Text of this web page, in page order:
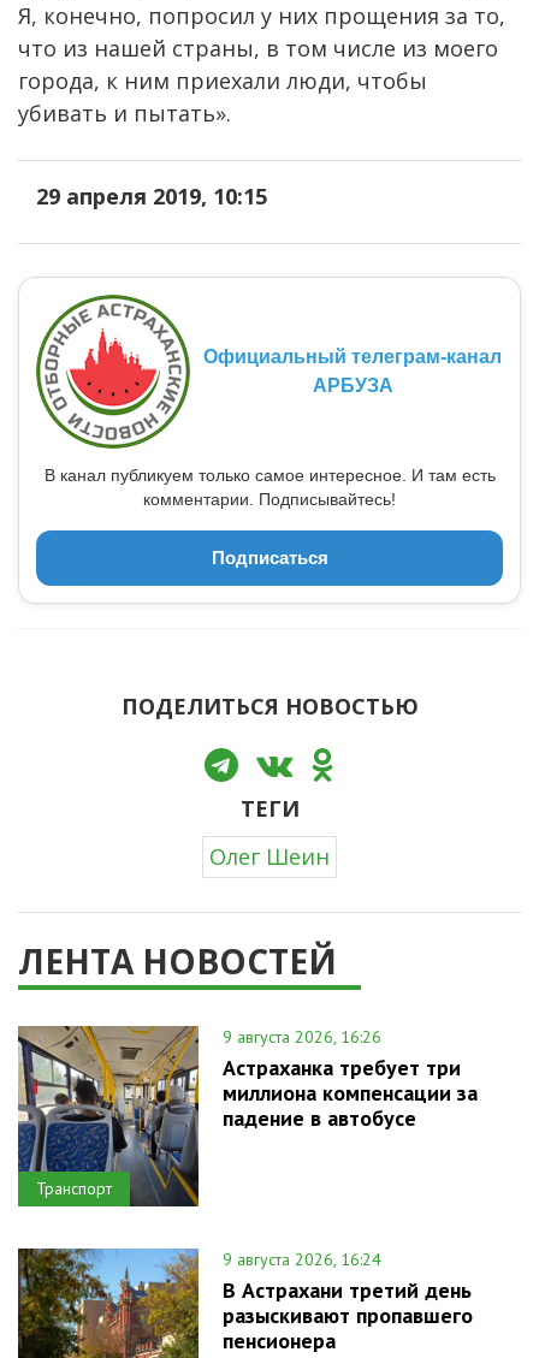
Я, конечно, попросил у них прощения за то,
что из нашей страны, в том числе из моего
города, к ним приехали люди, чтобы
убивать и пытать».
29 апреля 2019, 10:15
Официальный телеграм-канал
АРБУЗА
В канал публикуем только самое интересное. И там есть
комментарии. Подписывайтесь!
Подписаться
ПОДЕЛИТЬСЯ НОВОСТЬЮ
ТЕГИ
Олег Шеин
ЛЕНТА НОВОСТЕЙ
Транспорт
9 августа 2026, 16:26
Астраханка требует три
миллиона компенсации за
падение в автобусе
9 августа 2026, 16:24
В Астрахани третий день
разыскивают пропавшего
пенсионера